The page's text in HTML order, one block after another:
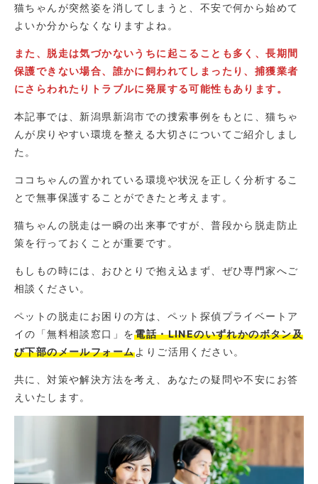
猫ちゃんが突然姿を消してしまうと、不安で何から始めて
よいか分からなくなりますよね。
また、脱走は気づかないうちに起こることも多く、長期間
保護できない場合、誰かに飼われてしまったり、捕獲業者
にさらわれたりトラブルに発展する可能性もあります。
本記事では、新潟県新潟市での捜索事例をもとに、猫ちゃ
んが戻りやすい環境を整える大切さについてご紹介しまし
た。
ココちゃんの置かれている環境や状況を正しく分析するこ
とで無事保護することができたと考えます。
猫ちゃんの脱走は一瞬の出来事ですが、普段から脱走防止
策を行っておくことが重要です。
もしもの時には、おひとりで抱え込まず、ぜひ専門家へご
相談ください。
ペットの脱走にお困りの方は、ペット探偵プライベートア
イの「無料相談窓口」を電話・LINEのいずれかのボタン及
び下部のメールフォームよりご活用ください。
共に、対策や解決方法を考え、あなたの疑問や不安にお答
えいたします。